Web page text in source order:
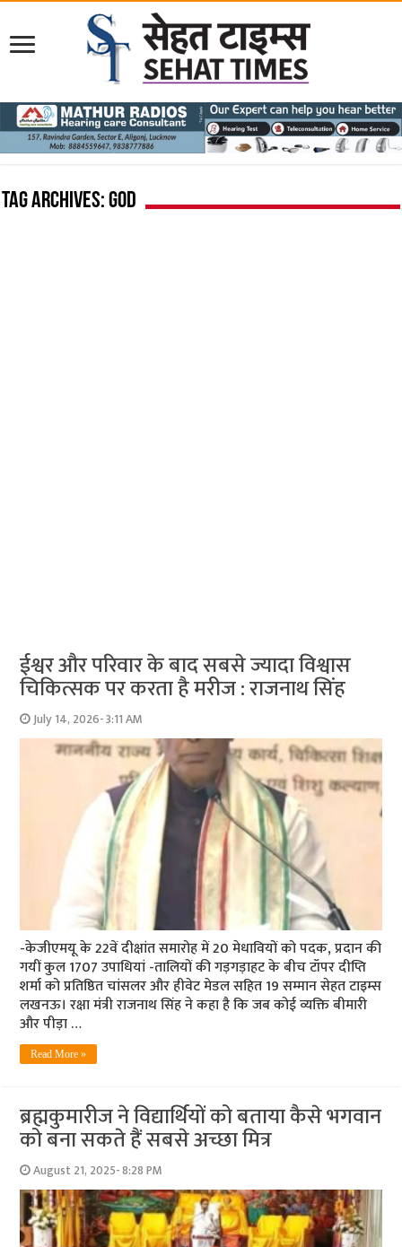
Tag Archives:God
ईश्वर और परिवार के बाद सबसे ज्यादा विश्वास
चिकित्सक पर करता है मरीज : राजनाथ सिंह
July 14, 2026- 3:11 AM
-केजीएमयू के 22वें दीक्षांत समारोह में 20 मेधावियों को पदक, प्रदान की
गयीं कुल 1707 उपाधियां -तालियों की गड़गड़ाहट के बीच टॉपर दीप्ति
शर्मा को प्रतिष्ठित चांसलर और हीवेट मेडल सहित 19 सम्मान सेहत टाइम्स
लखनऊ। रक्षा मंत्री राजनाथ सिंह ने कहा है कि जब कोई व्यक्ति बीमारी
और पीड़ा …
Read More »
ब्रह्मकुमारीज ने विद्यार्थियों को बताया कैसे भगवान
को बना सकते हैं सबसे अच्छा मित्र
August 21, 2025- 8:28 PM